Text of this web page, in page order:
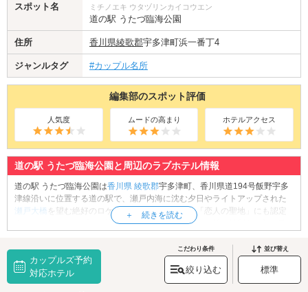
スポット名 ミチノエキ ウタヅリンカイコウエン
道の駅 うたづ臨海公園
住所 香川県綾歌郡宇多津町浜一番丁4
ジャンルタグ #カップル名所
編集部のスポット評価
人気度 ムードの高まり ホテルアクセス
道の駅 うたづ臨海公園と周辺のラブホテル情報
道の駅 うたづ臨海公園は香川県 綾歌郡宇多津町、香川県道194号飯野宇多
津線沿いに位置する道の駅で、瀬戸内海に沈む夕日やライトアップされた
瀬戸大橋 を望む絶好のロケーションが魅力です。「恋人の聖地」にも認定
されており、カップルで訪れれば記念モニュメントの前で特別な一枚を残
れた複合施設「うたづ海ほたる」、塩づくり体験が楽しめる「復元塩田」
もあり、海沿いの遊歩道で散策を楽しみながらゆったりとした時間を過ご
せます。隣接する
では、クラゲをはじめとした多彩な海の生き
物が展示されており、こちらもカップルに人気のスポットです。絶景と癒
カップルズ予約
対応ホテル
こだわり条件
絞り込む
並び替え
標準